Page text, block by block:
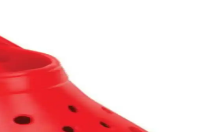
numara seçimi, ay
hafif ve es